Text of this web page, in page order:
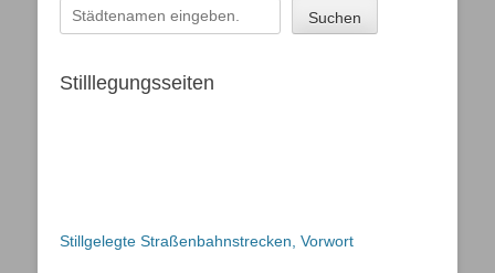
Suchen
Stilllegungsseiten
Stillgelegte Straßenbahnstrecken, Vorwort